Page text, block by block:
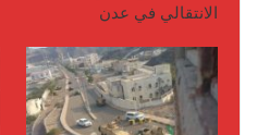
الانتقالي في عدن